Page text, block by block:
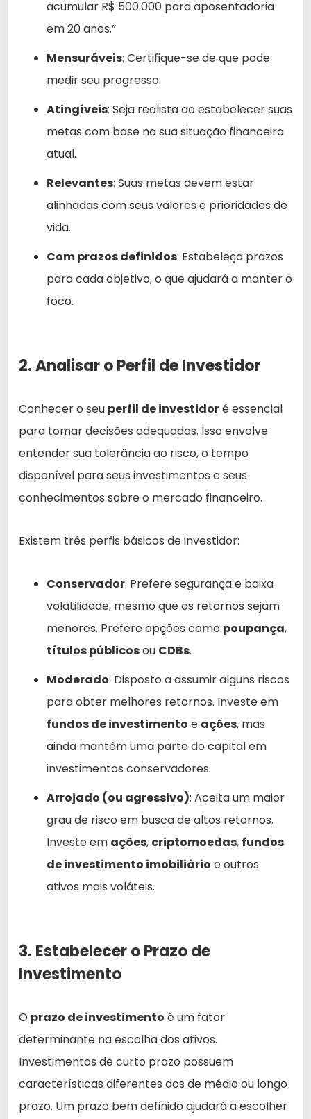
acumular R$ 500.000 para aposentadoria
em 20 anos.”
Mensuráveis: Certifique-se de que pode
medir seu progresso.
Atingíveis: Seja realista ao estabelecer suas
metas com base na sua situação financeira
atual.
Relevantes: Suas metas devem estar
alinhadas com seus valores e prioridades de
vida.
Com prazos definidos: Estabeleça prazos
para cada objetivo, o que ajudará a manter o
foco.
2. Analisar o Perfil de Investidor
Conhecer o seu perfil de investidoré essencial
para tomar decisões adequadas. Isso envolve
entender sua tolerância ao risco, o tempo
disponível para seus investimentos e seus
conhecimentos sobre o mercado financeiro.
Existem três perfis básicos de investidor:
Conservador: Prefere segurança e baixa
volatilidade, mesmo que os retornos sejam
menores. Prefere opções como poupança,
títulos públicosou CDBs.
Moderado: Disposto a assumir alguns riscos
para obter melhores retornos. Investe em
fundos de investimento e ações, mas
ainda mantém uma parte do capital em
investimentos conservadores.
Arrojado (ou agressivo): Aceita um maior
grau de risco em busca de altos retornos.
Investe em ações, criptomoedas, fundos
de investimento imobiliário e outros
ativos mais voláteis.
3. Estabelecer o Prazo de
Investimento
O prazo de investimento é um fator
determinante na escolha dos ativos.
Investimentos de curto prazo possuem
características diferentes dos de médio ou longo
prazo. Um prazo bem definido ajudará a escolher